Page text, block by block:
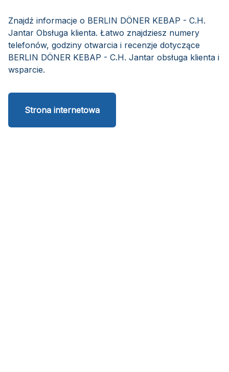
Znajdź informacje o BERLIN DÖNER KEBAP - C.H.
Jantar Obsługa klienta. Łatwo znajdziesz numery
telefonów, godziny otwarcia i recenzje dotyczące
BERLIN DÖNER KEBAP - C.H. Jantar obsługa klienta i
wsparcie.
Strona internetowa